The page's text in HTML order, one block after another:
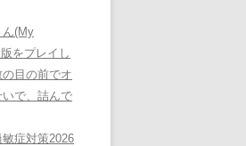
ん(My
をプレイし
目の前でオ
で、詰んで
症対策2026